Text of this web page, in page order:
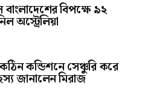
বাংলাদেশের বিপক্ষে ৯২
অস্ট্রেলিয়া
কঠিন কন্ডিশনে সেঞ্চুরি করে
জানালেন মিরাজ